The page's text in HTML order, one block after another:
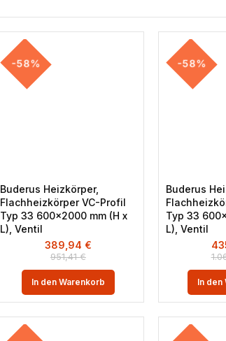
-58%
Buderus Heizkörper,
Flachheizkörper VC-Profil
Typ 33 600×2000 mm (H x
L), Ventil
951,41€
389,94 €
In den Warenkorb
-58%
Buderus
Typ 33
L), Ventil
In den